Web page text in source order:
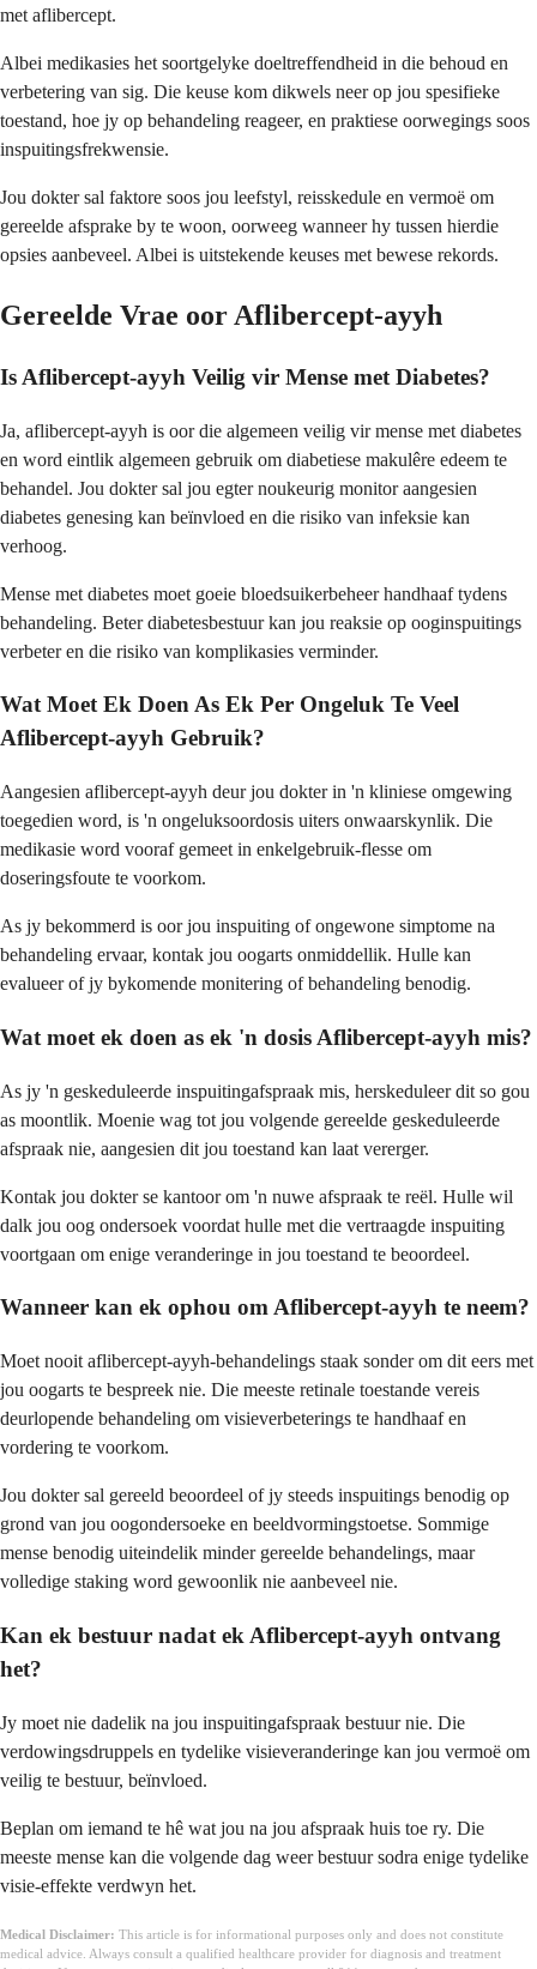
met aflibercept.
Albei medikasies het soortgelyke doeltreffendheid in die behoud en
verbetering van sig. Die keuse kom dikwels neer op jou spesifieke
toestand, hoe jy op behandeling reageer, en praktiese oorwegings soos
inspuitingsfrekwensie.
Jou dokter sal faktore soos jou leefstyl, reisskedule en vermoë om
gereelde afsprake by te woon, oorweeg wanneer hy tussen hierdie
opsies aanbeveel. Albei is uitstekende keuses met bewese rekords.
Gereelde Vrae oor Aflibercept-ayyh
Is Aflibercept-ayyh Veilig vir Mense met Diabetes?
Ja, aflibercept-ayyh is oor die algemeen veilig vir mense met diabetes
en word eintlik algemeen gebruik om diabetiese makulêre edeem te
behandel. Jou dokter sal jou egter noukeurig monitor aangesien
diabetes genesing kan beïnvloed en die risiko van infeksie kan
verhoog.
Mense met diabetes moet goeie bloedsuikerbeheer handhaaf tydens
behandeling. Beter diabetesbestuur kan jou reaksie op ooginspuitings
verbeter en die risiko van komplikasies verminder.
Wat Moet Ek Doen As Ek Per Ongeluk Te Veel
Aflibercept-ayyh Gebruik?
Aangesien aflibercept-ayyh deur jou dokter in 'n kliniese omgewing
toegedien word, is 'n ongeluksoordosis uiters onwaarskynlik. Die
medikasie word vooraf gemeet in enkelgebruik-flesse om
doseringsfoute te voorkom.
As jy bekommerd is oor jou inspuiting of ongewone simptome na
behandeling ervaar, kontak jou oogarts onmiddellik. Hulle kan
evalueer of jy bykomende monitering of behandeling benodig.
Wat moet ek doen as ek 'n dosis Aflibercept-ayyh mis?
As jy 'n geskeduleerde inspuitingafspraak mis, herskeduleer dit so gou
as moontlik. Moenie wag tot jou volgende gereelde geskeduleerde
afspraak nie, aangesien dit jou toestand kan laat vererger.
Kontak jou dokter se kantoor om 'n nuwe afspraak te reël. Hulle wil
dalk jou oog ondersoek voordat hulle met die vertraagde inspuiting
voortgaan om enige veranderinge in jou toestand te beoordeel.
Wanneer kan ek ophou om Aflibercept-ayyh te neem?
Moet nooit aflibercept-ayyh-behandelings staak sonder om dit eers met
jou oogarts te bespreek nie. Die meeste retinale toestande vereis
deurlopende behandeling om visieverbeterings te handhaaf en
vordering te voorkom.
Jou dokter sal gereeld beoordeel of jy steeds inspuitings benodig op
grond van jou oogondersoeke en beeldvormingstoetse. Sommige
mense benodig uiteindelik minder gereelde behandelings, maar
volledige staking word gewoonlik nie aanbeveel nie.
Kan ek bestuur nadat ek Aflibercept-ayyh ontvang
het?
Jy moet nie dadelik na jou inspuitingafspraak bestuur nie. Die
verdowingsdruppels en tydelike visieveranderinge kan jou vermoë om
veilig te bestuur, beïnvloed.
Beplan om iemand te hê wat jou na jou afspraak huis toe ry. Die
meeste mense kan die volgende dag weer bestuur sodra enige tydelike
visie-effekte verdwyn het.
Medical Disclaimer: This article is for informational purposes only and does not constitute
medical advice. Always consult a qualified healthcare provider for diagnosis and treatment